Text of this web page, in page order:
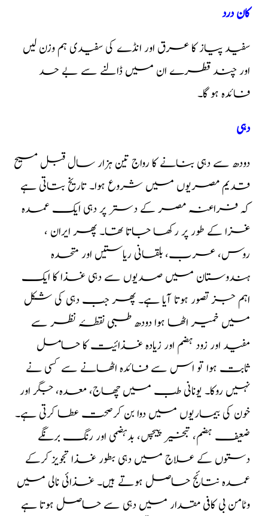
کان درد
سفید پیاز کا عرق اور انڈے کی سفیدی ہم وزن لیں
اور چند قطرے ان میں ڈالنے سے بے حد
فائدہ ہو گا۔
دہی
دودھ سے دہی بنانے کا رواج تین ہزار سال قبل مسیح
قدیم مصریوں میں شروع ہوا۔ تاریخ بتاتی ہے
کہ فراعنہ مصر کے دستر پر دہی ایک عمدہ
غزا کے طور پر رکھا جاتا تھا۔ پھر ایران ،
روس، عرب، بلقانی ریاستیں اور متحدہ
ہندوستان میں صدیوں سے دہی غذا کا ایک
اہم جز تصور ہوتا آیا ہے۔ پھر جب دہی کی شکل
میں خمیر اٹھا ہوا دودھ طبی نقطۂ نظر سے
مفید اور زود ہضم اور زیادہ غذائیت کا حامل
ثابت ہوا تو اس سے فائدہ اٹھانے سے کسی نے
نہیں روکا۔ یونانی طب میں چھاج، معدہ، جگر اور
خون کی بیماریوں میں دوا بن کرصحت عطا کرتی ہے۔
ضعیف ہضم، تبخیر پیچس، بدہضمی اور رنگ برنگے
دستوں کے علاج میں دہی بطور غذا تجویز کرکے
عمدہ نتائج حاصل ہوتے ہیں۔ غذائی نالی میں
وٹامن بی کافی مقدار میں دہی سے حاصل ہوتا ہے